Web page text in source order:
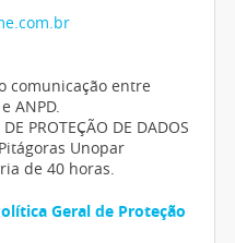
comunicação entre
ANPD.
PROTEÇÃO DE DADOS
Unopar
de 40 horas.
Geral de Proteção